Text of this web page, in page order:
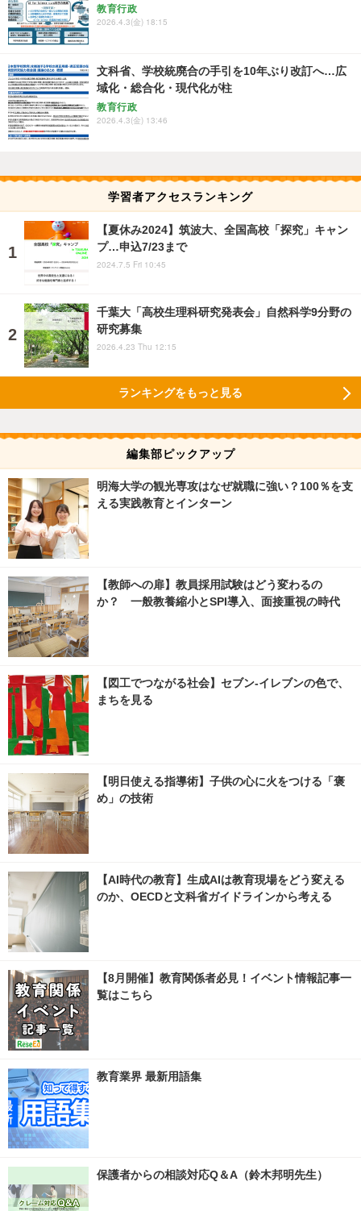
教育行政
2026.4.3(金) 18:15
文科省、学校統廃合の手引を10年ぶり改訂へ…広
域化・総合化・現代化が柱
教育行政
2026.4.3(金) 13:46
学習者アクセスランキング
【夏休み2024】筑波大、全国高校「探究」キャン
プ…申込7/23まで
2024.7.5 Fri 10:45
千葉大「高校生理科研究発表会」自然科学9分野の
研究募集
2026.4.23 Thu 12:15
ランキングをもっと見る
編集部ピックアップ
明海大学の観光専攻はなぜ就職に強い？100％を支
える実践教育とインターン
【教師への扉】教員採用試験はどう変わるの
か？ 一般教養縮小とSPI導入、面接重視の時代
【図工でつながる社会】セブン‐イレブンの色で、
まちを見る
【明日使える指導術】子供の心に火をつける「褒
め」の技術
【AI時代の教育】生成AIは教育現場をどう変える
のか、OECDと文科省ガイドラインから考える
【8月開催】教育関係者必見！イベント情報記事一
覧はこちら
教育業界 最新用語集
保護者からの相談対応Q＆A（鈴木邦明先生）